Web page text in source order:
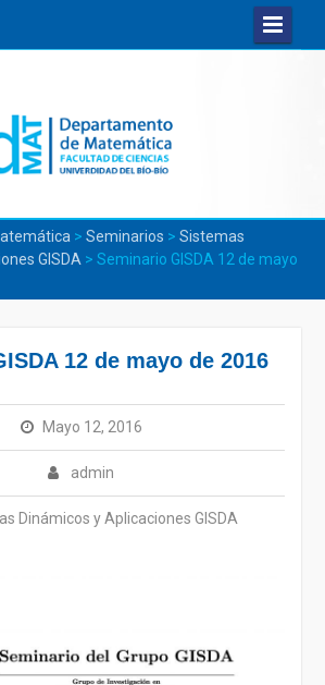
> Seminarios > Sistemas
GISDA > Seminario GISDA 12 de mayo
12 de mayo de 2016
Mayo 12, 2016
admin
Dinámicos y Aplicaciones GISDA